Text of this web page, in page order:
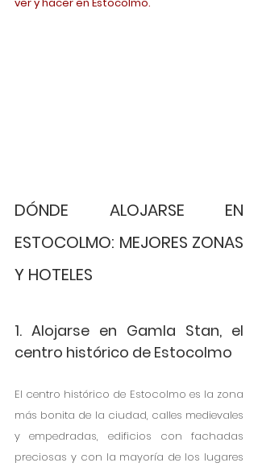
DÓNDE ALOJARSE EN
ESTOCOLMO: MEJORES ZONAS
Y HOTELES
1. Alojarse en Gamla Stan, el
centro histórico de Estocolmo
El centro histórico de Estocolmo es la zona
más bonita de la ciudad, calles medievales
y empedradas, edificios con fachadas
preciosas y con la mayoría de los lugares